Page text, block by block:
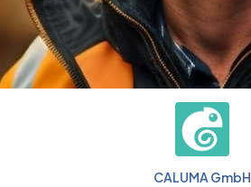
CALUMA GmbH